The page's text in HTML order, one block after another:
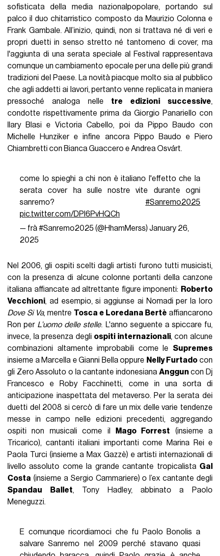
sofisticata della media nazionalpopolare, portando sul
palco il duo chitarristico composto da Maurizio Colonna e
Frank Gambale. All’inizio, quindi, non si trattava né di veri e
propri duetti in senso stretto né tantomeno di cover, ma
l'aggiunta di una serata speciale al Festival rappresentava
comunque un cambiamento epocale per una delle più grandi
tradizioni del Paese. La novità piacque molto sia al pubblico
che agli addetti ai lavori, pertanto venne replicata in maniera
pressoché analoga nelle tre edizioni successive,
condotte rispettivamente prima da Giorgio Panariello con
Ilary Blasi e Victoria Cabello, poi da Pippo Baudo con
Michelle Hunziker e infine ancora Pippo Baudo e Piero
Chiambretti con Bianca Guaccero e Andrea Osvárt.
come lo spieghi a chi non è italiano l'effetto che la
serata cover ha sulle nostre vite durante ogni
sanremo?#Sanremo2025
pic.twitter.com/DPl6PvHQCh
— frà #Sanremo2025 (@HhamMerss) January 26,
2025
Nel 2006, gli ospiti scelti dagli artisti furono tutti musicisti,
con la presenza di alcune colonne portanti della canzone
italiana affiancate ad altrettante figure imponenti: Roberto
Vecchioni, ad esempio, si aggiunse ai Nomadi per la loro
Dove Si Va, mentre Tosca e Loredana Bertè affiancarono
Ron per L’uomo delle stelle. L'anno seguente a spiccare fu,
invece, la presenza degli ospiti internazionali, con alcune
combinazioni altamente improbabili come le Supremes
insieme a Marcella e Gianni Bella oppure Nelly Furtado con
gli Zero Assoluto o la cantante indonesiana Anggun con Dj
Francesco e Roby Facchinetti, come in una sorta di
anticipazione inaspettata del metaverso. Per la serata dei
duetti del 2008 si cercò di fare un mix delle varie tendenze
messe in campo nelle edizioni precedenti, aggregando
ospiti non musicali come il
Mago Forrest (insieme a
Tricarico), cantanti italiani importanti come Marina Rei e
Paola Turci (insieme a Max Gazzè) e artisti internazionali di
livello assoluto come la grande cantante tropicalista Gal
Costa (insieme a Sergio Cammariere) o l’ex cantante degli
Spandau Ballet, Tony Hadley, abbinato a Paolo
Meneguzzi.
E comunque ricordiamoci che fu Paolo Bonolis a
salvare Sanremo nel 2009 perché stavano quasi